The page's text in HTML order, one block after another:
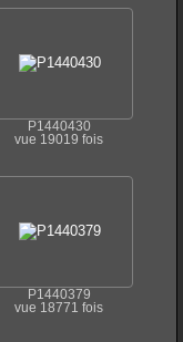
P1440430
vue 19019 fois
P1440379
vue 18771 fois